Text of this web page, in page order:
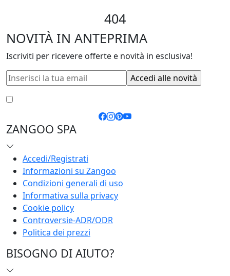
404
NOVITÀ IN ANTEPRIMA
Iscriviti per ricevere offerte e novità in esclusiva!
ZANGOO SPA
Accedi/Registrati
Informazioni su Zangoo
Condizioni generali di uso
Informativa sulla privacy
Cookie policy
Controversie-ADR/ODR
Politica dei prezzi
BISOGNO DI AIUTO?